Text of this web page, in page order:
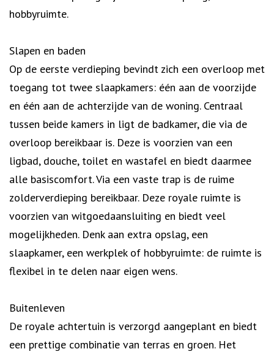
hobbyruimte.
Slapen en baden
Op de eerste verdieping bevindt zich een overloop met
toegang tot twee slaapkamers: één aan de voorzijde
en één aan de achterzijde van de woning. Centraal
tussen beide kamers in ligt de badkamer, die via de
overloop bereikbaar is. Deze is voorzien van een
ligbad, douche, toilet en wastafel en biedt daarmee
alle basiscomfort. Via een vaste trap is de ruime
zolderverdieping bereikbaar. Deze royale ruimte is
voorzien van witgoedaansluiting en biedt veel
mogelijkheden. Denk aan extra opslag, een
slaapkamer, een werkplek of hobbyruimte: de ruimte is
flexibel in te delen naar eigen wens.
Buitenleven
De royale achtertuin is verzorgd aangeplant en biedt
een prettige combinatie van terras en groen. Het